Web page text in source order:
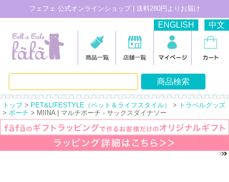
フェフェ 公式オンラインショップ | 送料280円よりお届け
ENGLISH 中文
トップ> PET&LIFESTYLE（ペット＆ライフスタイル） > トラベルグッズ
> ポーチ > MIINA | マルチポーチ - サックスダイナソー